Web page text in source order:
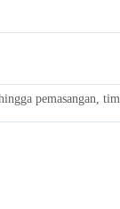
pemasangan,